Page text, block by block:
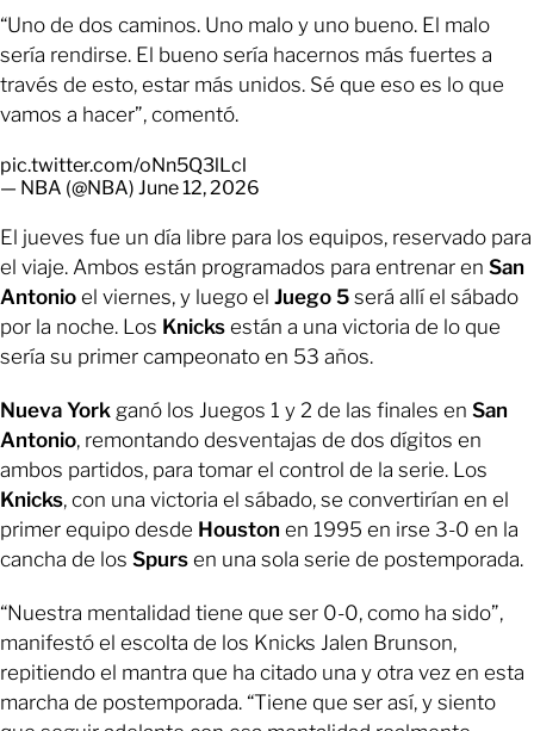
“Uno de dos caminos. Uno malo y uno bueno. El malo
sería rendirse. El bueno sería hacernos más fuertes a
través de esto, estar más unidos. Sé que eso es lo que
vamos a hacer”, comentó.
pic.twitter.com/oNn5Q3lLcl
— NBA (@NBA) June 12, 2026
El jueves fue un día libre para los equipos, reservado para
el viaje. Ambos están programados para entrenar en San
Antonio el viernes, y luego el Juego 5 será allí el sábado
por la noche. Los Knicks están a una victoria de lo que
sería su primer campeonato en 53 años.
Nueva York ganó los Juegos 1 y 2 de las finales en San
Antonio, remontando desventajas de dos dígitos en
ambos partidos, para tomar el control de la serie. Los
Knicks, con una victoria el sábado, se convertirían en el
primer equipo desde Houston en 1995 en irse 3-0 en la
cancha de los Spurs en una sola serie de postemporada.
“Nuestra mentalidad tiene que ser 0-0, como ha sido”,
manifestó el escolta de los Knicks Jalen Brunson,
repitiendo el mantra que ha citado una y otra vez en esta
marcha de postemporada. “Tiene que ser así, y siento